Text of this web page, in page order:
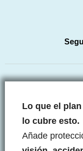
Lo que el
lo cubre esto.
Añade